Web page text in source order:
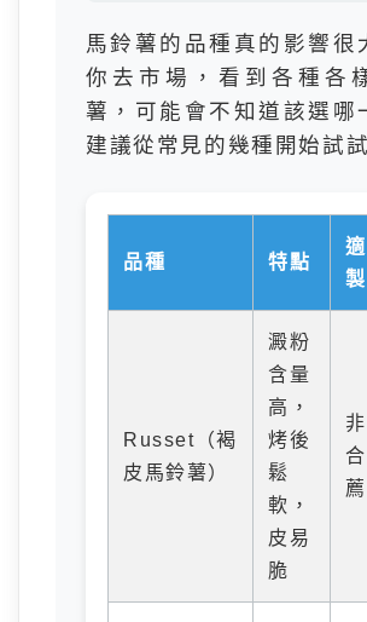
馬鈴薯的品種真的影響很
你去市場，看到各種各
薯，可能會不知道該選哪
建議從常見的幾種開始試試
品種 特點
Russet（褐
皮馬鈴薯）
澱粉
含量
高，
烤後
鬆
軟，
皮易
脆